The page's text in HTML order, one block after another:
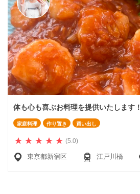
体も心も喜ぶお料理を提供いたします！
家庭料理 作り置き 買い出し
(5.0)
東京都新宿区 江戸川橋